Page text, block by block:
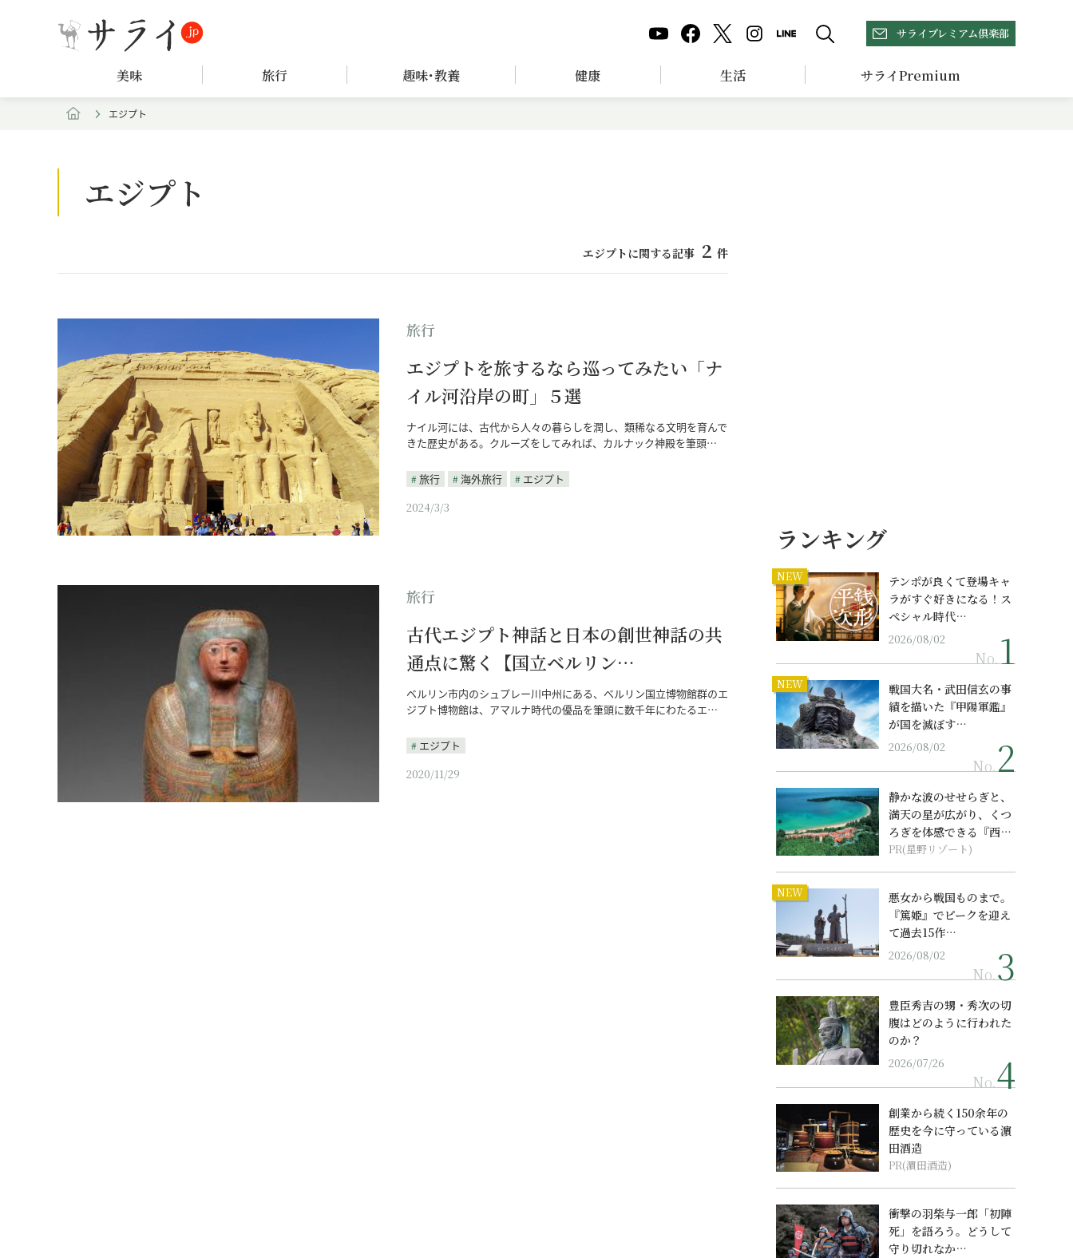
サライプレミアム倶楽部
美味 旅行 趣味･教養 健康 生活 サライPremium
エジプト
エジプト
エジプトに関する記事 2 件
旅行
エジプトを旅するなら巡ってみたい「ナ
イル河沿岸の町」５選
ナイル河には、古代から人々の暮らしを潤し、類稀なる文明を育んで
きた歴史がある。クルーズをしてみれば、カルナック神殿を筆頭…
旅行 海外旅行
エジプト
2024/3/3
旅行
古代エジプト神話と日本の創世神話の共
通点に驚く【国立ベルリン…
ベルリン市内のシュプレー川中州にある、べルリン国立博物館群のエ
ジプト博物館は、アマルナ時代の優品を筆頭に数千年にわたるエ…
エジプト
2020/11/29
ランキング
NEW
テンポが良くて登場キャ
ラがすぐ好きになる！ス
ペシャル時代…
2026/08/02
No.
NEW
戦国大名・武田信玄の事
績を描いた『甲陽軍鑑』
が国を滅ぼす…
2026/08/02
No.
静かな波のせせらぎと、
満天の星が広がり、くつ
ろぎを体感できる『西表
島ホテル by...
PR(星野リゾート)
NEW
悪女から戦国ものまで。
『篤姫』でピークを迎え
て過去15作…
2026/08/02
No.
豊臣秀吉の甥・秀次の切
腹はどのように行われた
のか？
2026/07/26
No.
創業から続く150余年の
歴史を今に守っている濵
田酒造
PR(濵田酒造)
衝撃の羽柴与一郎「初陣
死」を語ろう。どうして
守り切れなか…